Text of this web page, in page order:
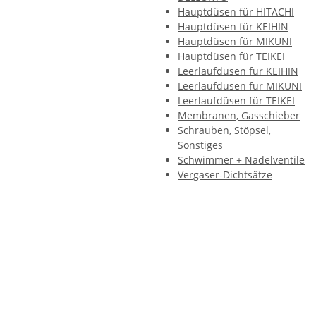
Hauptdüsen für HITACHI
Hauptdüsen für KEIHIN
Hauptdüsen für MIKUNI
Hauptdüsen für TEIKEI
Leerlaufdüsen für KEIHIN
Leerlaufdüsen für MIKUNI
Leerlaufdüsen für TEIKEI
Membranen, Gasschieber
Schrauben, Stöpsel,
Sonstiges
Schwimmer + Nadelventile
Vergaser-Dichtsätze